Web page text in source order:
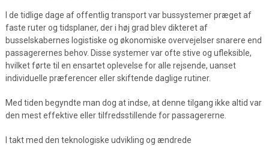
I de tidlige dage af offentlig transport var bussystemer præget af
faste ruter og tidsplaner, der i høj grad blev dikteret af
busselskabernes logistiske og økonomiske overvejelser snarere end
passagerernes behov. Disse systemer var ofte stive og ufleksible,
hvilket førte til en ensartet oplevelse for alle rejsende, uanset
individuelle præferencer eller skiftende daglige rutiner.
Med tiden begyndte man dog at indse, at denne tilgang ikke altid var
den mest effektive eller tilfredsstillende for passagererne.
I takt med den teknologiske udvikling og ændrede